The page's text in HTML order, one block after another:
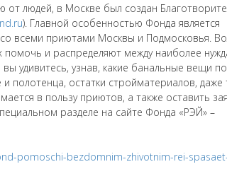
людей, в Москве был создан
). Главной особенностью Фонда является
всеми приютами Москвы и Подмосковья.
и распределяют между наиболее
удивитесь, узнав, какие банальные вещи
полотенца, остатки стройматериалов, даже
в пользу приютов, а также оставить
разделе на сайте Фонда «РЭЙ» –
pomoschi-bezdomnim-zhivotnim-rei-